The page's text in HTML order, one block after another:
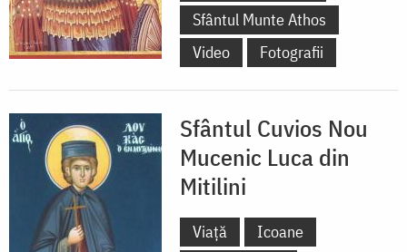
Sfântul Munte Athos
Video
Fotografii
Sfântul Cuvios Nou
Mucenic Luca din
Mitilini
Viață
Icoane